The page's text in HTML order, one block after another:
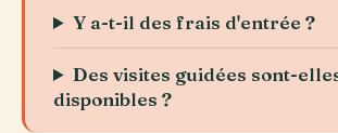
Y a-t-il des frais d'entrée ?
Des visites guidées sont-
disponibles ?